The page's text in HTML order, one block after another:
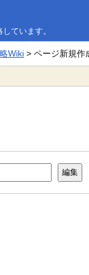
ています。
Wiki > ページ新規作